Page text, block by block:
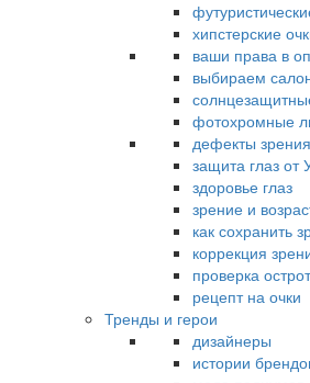
хипстерские
ваши права в
выбираем
фотохромные
дефекты зрения
защита глаз от
здоровье глаз
зрение и
как сохранить
коррекция
проверка
рецепт на очки
Тренды и герои
дизайнеры
истории